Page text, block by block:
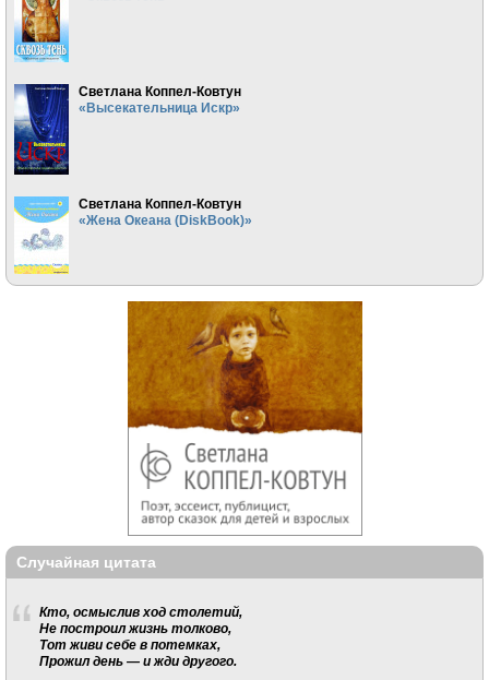
Светлана Коппел-Ковтун
«Высекательница Искр»
Светлана Коппел-Ковтун
«Жена Океана (DiskBook)»
Случайная цитата
Кто, осмыслив ход столетий,
Не построил жизнь толково,
Тот живи себе в потемках,
Прожил день — и жди другого.